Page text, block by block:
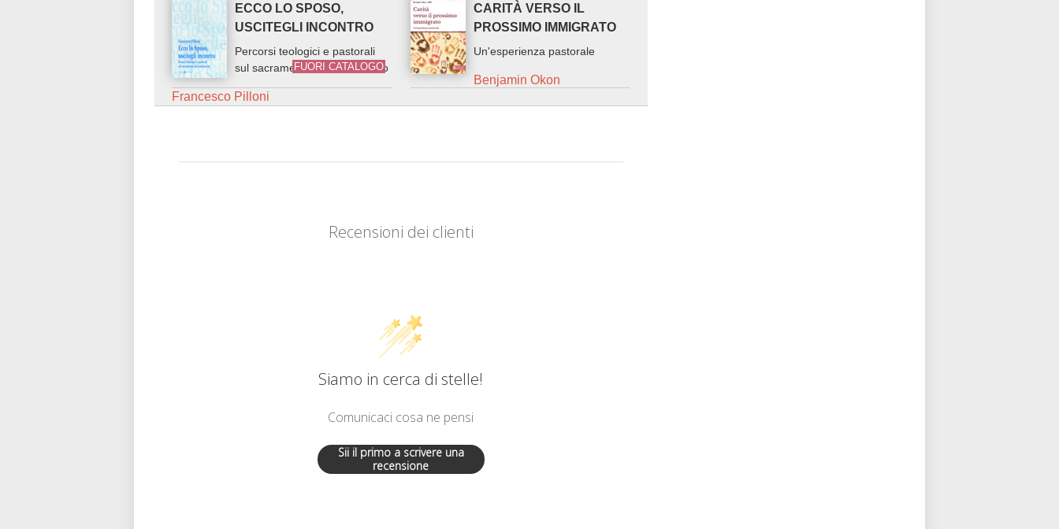
ECCO LO SPOSO,
USCITEGLI INCONTRO
Percorsi teologici e pastorali
sul sacramento del matrimonio
Francesco Pilloni
FUORI CATALOGO
CARITÀ VERSO IL
PROSSIMO IMMIGRATO
Un'esperienza pastorale
Benjamin Okon
Recensioni dei clienti
Siamo in cerca di stelle!
Comunicaci cosa ne pensi
Sii il primo a scrivere una
recensione